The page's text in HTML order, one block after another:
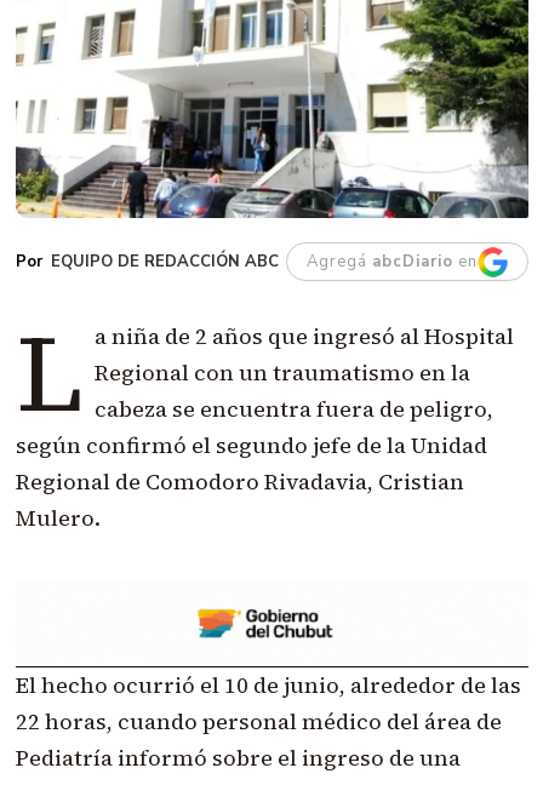
EQUIPO DE REDACCIÓN ABC Agregá abcDiario en
L a niña de 2 años que ingresó al Hospital
Regional con un traumatismo en la
cabeza se encuentra fuera de peligro,
según confirmó el segundo jefe de la Unidad
Regional de Comodoro Rivadavia, Cristian
Mulero.
El hecho ocurrió el 10 de junio, alrededor de las
22 horas, cuando personal médico del área de
Pediatría informó sobre el ingreso de una